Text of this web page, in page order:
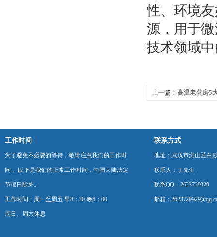
性、环境
源，用于
技术领域
上一篇： 高温老化房5
工作时间
为了避免不必要的等待，敬请注意我们的工作时
间 。以下是我们的正常工作时间，中国大陆法定
节假日除外。
工作时间：周一至周五 早8：30-晚6：00
周日、周六休息
联系方式
地址：武汉市洪山区白
联系人：丁先生
联系QQ：2623729929
邮箱：